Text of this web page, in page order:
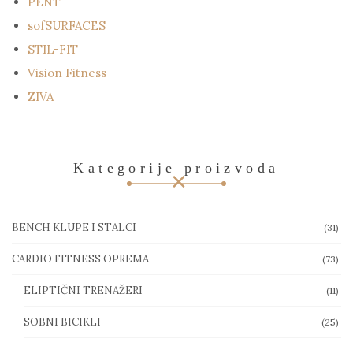
sofSURFACES
STIL-FIT
Vision Fitness
ZIVA
Kategorije proizvoda
BENCH KLUPE I STALCI (31)
CARDIO FITNESS OPREMA (73)
ELIPTIČNI TRENAŽERI (11)
SOBNI BICIKLI (25)